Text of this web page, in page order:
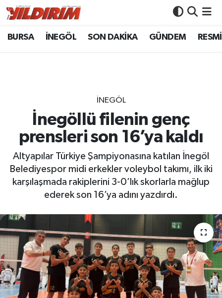
BURSA İNEGÖL SON DAKİKA GÜNDEM
İNEGÖL
İnegöllü filenin genç
prensleri son 16’ya kaldı
Altyapılar Türkiye Şampiyonasına katılan İnegöl
Belediyespor midi erkekler voleybol takımı, ilk iki
karşılaşmada rakiplerini 3-0’lık skorlarla mağlup
ederek son 16’ya adını yazdırdı.
BURSA
GÜNDEM
RESMİ İLANLAR
KÖŞE YAZILARI
SİYASET
YAŞAM
SPOR
Bursa Nöbetçi Eczaneler
Bursa Trafik Yoğunluk Haritası
Süper Lig Puan Durumu ve Fikstür
Tüm Manşetler
Son Dakika Haberleri
Haber Arşivi